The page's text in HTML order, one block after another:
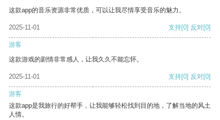
这款app的音乐资源非常优质，可以让我尽情享受音乐的魅力。
2025-11-01 支持[0] 反对[0]
游客
这款游戏的剧情非常感人，让我久久不能忘怀。
2025-11-01 支持[0] 反对[0]
游客
这款app是我旅行的好帮手，让我能够轻松找到目的地，了解当地的风土
人情。